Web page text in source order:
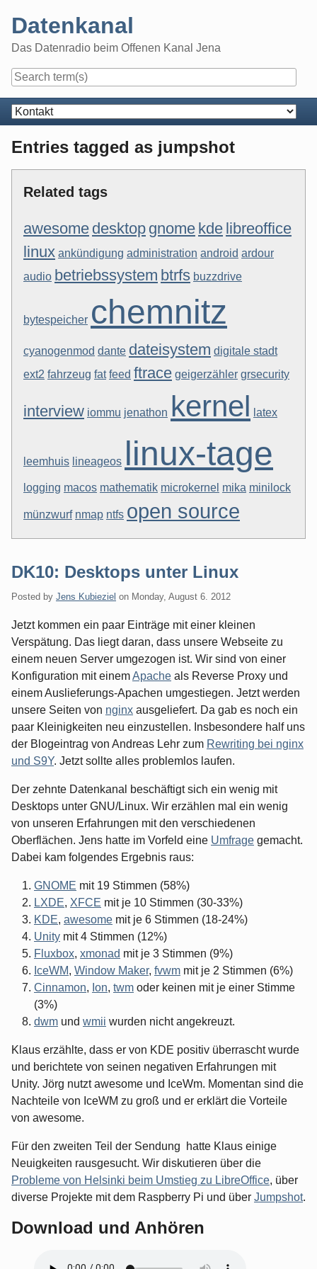
content
Datenkanal
Das Datenradio beim Offenen Kanal Jena
Navigation
Entries tagged as jumpshot
Related tags
awesome desktop gnome kde libreoffice
linux ankündigung administration android ardour
audio betriebssystem btrfs buzzdrive
bytespeicher chemnitz
cyanogenmod dante dateisystem digitale stadt
ext2 fahrzeug fat feed ftrace geigerzähler grsecurity
interview iommu jenathon kernel latex
leemhuis lineageos linux-tage
logging macos mathematik microkernel mika minilock
münzwurf nmap ntfs open source
DK10: Desktops unter Linux
Posted by Jens Kubieziel on Monday, August 6. 2012
Jetzt kommen ein paar Einträge mit einer kleinen
Verspätung. Das liegt daran, dass unsere Webseite zu
einem neuen Server umgezogen ist. Wir sind von einer
Konfiguration mit einemApache als Reverse Proxy und
einem Auslieferungs-Apachen umgestiegen. Jetzt werden
unsere Seiten von nginx ausgeliefert. Da gab es noch ein
paar Kleinigkeiten neu einzustellen. Insbesondere half uns
der Blogeintrag von Andreas Lehr zum Rewriting bei nginx
und S9Y. Jetzt sollte alles problemlos laufen.
Der zehnte Datenkanal beschäftigt sich ein wenig mit
Desktops unter GNU/Linux. Wir erzählen mal ein wenig
von unseren Erfahrungen mit den verschiedenen
Oberflächen. Jens hatte im Vorfeld eine Umfrage gemacht.
Dabei kam folgendes Ergebnis raus:
GNOME mit 19 Stimmen (58%)
LXDE, XFCE mit je 10 Stimmen (30-33%)
KDE, awesome mit je 6 Stimmen (18-24%)
Unity mit 4 Stimmen (12%)
Fluxbox, xmonad mit je 3 Stimmen (9%)
IceWM, Window Maker, fvwm mit je 2 Stimmen (6%)
Cinnamon, Ion, twm oder keinen mit je einer Stimme
(3%)
dwm und wmii wurden nicht angekreuzt.
Klaus erzählte, dass er von KDE positiv überrascht wurde
und berichtete von seinen negativen Erfahrungen mit
Unity. Jörg nutzt awesome und IceWm. Momentan sind die
Nachteile von IceWM zu groß und er erklärt die Vorteile
von awesome.
Für den zweiten Teil der Sendung hatte Klaus einige
Neuigkeiten rausgesucht. Wir diskutieren über die
Probleme von Helsinki beim Umstieg zu LibreOffice, über
diverse Projekte mit dem Raspberry Pi und über Jumpshot.
Download und Anhören